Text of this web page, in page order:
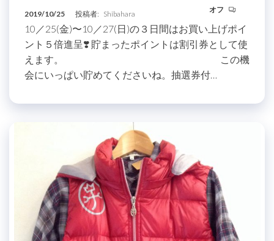
2019/10/25 投稿者: Shibahara オフ
10／25(金)〜10／27(日)の３日間はお買い上げポイ
ント５倍進呈❣️ 貯まったポイントは割引券として使
えます。 この機
会にいっぱい貯めてくださいね。抽選券付…